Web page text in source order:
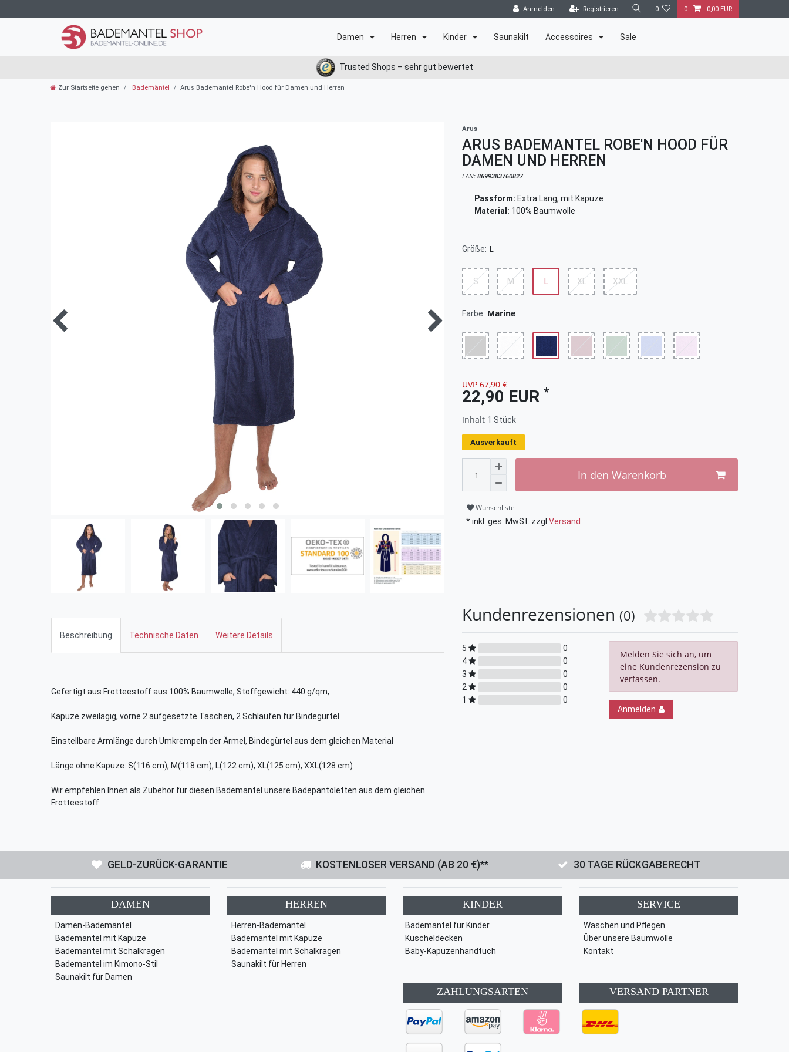
Anmelden Registrieren 0 0 0,00 EUR
Damen Herren Kinder Saunakilt Accessoires Sale
Trusted Shops – sehr gut bewertet
Zur Startseite gehen Bademäntel Arus Bademantel Robe'n Hood für Damen und Herren
Arus
ARUS BADEMANTEL ROBE'N HOOD FÜR
DAMEN UND HERREN
EAN: 8699383760827
Passform: Extra Lang, mit Kapuze
Material: 100% Baumwolle
Größe: L
S M L XL XXL
Farbe: Marine
UVP 67,90 €
22,90 EUR *
Inhalt 1 Stück
Ausverkauft
In den Warenkorb
Wunschliste
* inkl. ges. MwSt. zzgl.Versand
Beschreibung Technische Daten Weitere Details
Gefertigt aus Frotteestoff aus 100% Baumwolle, Stoffgewicht: 440 g/qm,
Kapuze zweilagig, vorne 2 aufgesetzte Taschen, 2 Schlaufen für Bindegürtel
Einstellbare Armlänge durch Umkrempeln der Ärmel, Bindegürtel aus dem gleichen Material
Länge ohne Kapuze: S(116 cm), M(118 cm), L(122 cm), XL(125 cm), XXL(128 cm)
Wir empfehlen Ihnen als Zubehör für diesen Bademantel unsere Badepantoletten aus dem gleichen
Frotteestoff.
Kundenrezensionen (0)
5
0
4
0
3
0
2
0
1
0
Melden Sie sich an, um
eine Kundenrezension zu
verfassen.
Anmelden
GELD-ZURÜCK-GARANTIE KOSTENLOSER VERSAND (AB 20 €)** 30 TAGE RÜCKGABERECHT
DAMEN
Damen-Bademäntel
Bademantel mit Kapuze
Bademantel mit Schalkragen
Bademantel im Kimono-Stil
Saunakilt für Damen
HERREN
Herren-Bademäntel
Bademantel mit Kapuze
Bademantel mit Schalkragen
Saunakilt für Herren
KINDER
Bademantel für Kinder
Kuscheldecken
Baby-Kapuzenhandtuch
SERVICE
Waschen und Pflegen
Über unsere Baumwolle
Kontakt
ZAHLUNGSARTEN VERSAND PARTNER